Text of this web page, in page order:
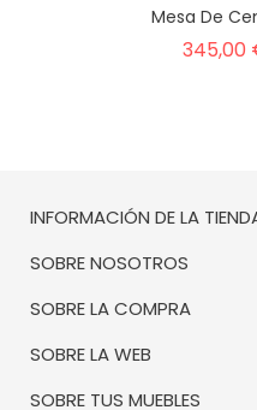
Mesa De
345,00
INFORMACIÓN DE LA
SOBRE NOSOTROS
SOBRE LA COMPRA
SOBRE LA WEB
SOBRE TUS MUEBLES